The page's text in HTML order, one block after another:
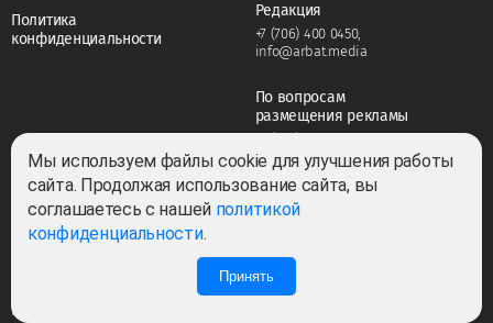
Политика
конфиденциальности
Редакция
+7 (706) 400 0450,
info@arbat.media
По вопросам
размещения рекламы
adv@arbat.media
Все права защищены ©2022-2026. Собственник — ТОО «ARBAT MEDIA
HOLDING». Cвидетельство СМИ №KZ23VPY00045884 от 11.02.2022
Мы используем файлы cookie для улучшения работы
сайта. Продолжая использование сайта, вы
соглашаетесь с нашей политикой
конфиденциальности.
Принять